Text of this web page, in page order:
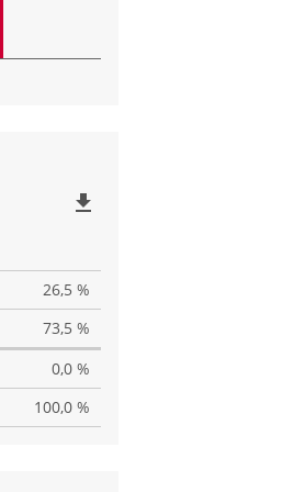
file_download
26,5 %
73,5 %
0,0 %
100,0 %